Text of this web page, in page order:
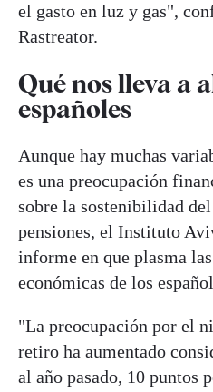
el gasto en luz y gas",
Rastreator.
Qué nos lleva a
españoles
Aunque hay muchas
es una preocupación
sobre la sostenibilidad
pensiones, el Instituto
informe en que plasma
económicas de los
"La preocupación por el
retiro ha aumentado
al año pasado, 10 puntos